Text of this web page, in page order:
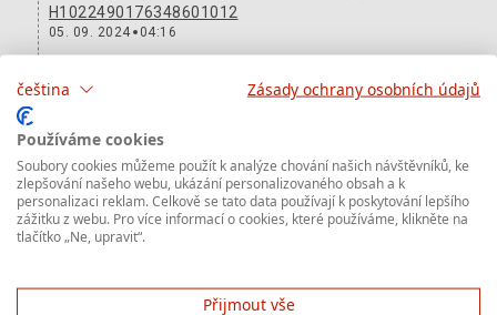
H1022490176348601012
05. 09. 2024 04:16
Zásilka dorazila na depo Praha-Štěrboholy, K Hrušovu
292/4. Právě ji připravujeme k doručování.
Zásilku jsme v pořádku přijali do přepravy. DEPO
Bratislava, Bernolákovo, Ampérova
04. 09. 2024 16:14
čeština Zásady ochrany osobních údajů
Používáme cookies
Soubory cookies můžeme použít k analýze chování našich návštěvníků, ke
zlepšování našeho webu, ukázání personalizovaného obsah a k
personalizaci reklam. Celkově se tato data používají k poskytování lepšího
zážitku z webu. Pro více informací o cookies, které používáme, klikněte na
tlačítko „Ne, upravit“.
Přijmout vše